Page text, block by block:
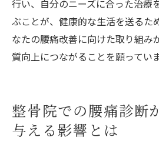
行い、自分のニーズに合った治療
ぶことが、健康的な生活を送るた
なたの腰痛改善に向けた取り組み
質向上につながることを願っていま
整骨院での腰痛診断
与える影響とは